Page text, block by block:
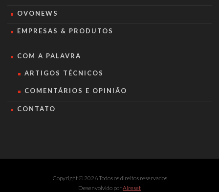
OVONEWS
EMPRESAS & PRODUTOS
COM A PALAVRA
ARTIGOS TÉCNICOS
COMENTÁRIOS E OPINIÃO
CONTATO
Copyright © 2026 Todos os direitos reservados
Desenvolvido porAireset